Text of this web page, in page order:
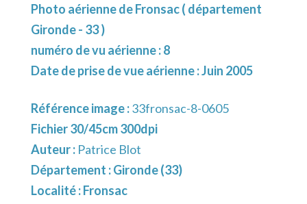
Photo aérienne de Fronsac ( département
Gironde - 33 )
numéro de vu aérienne : 8
Date de prise de vue aérienne : Juin 2005
Référence image :33fronsac-8-0605
Fichier 30/45cm 300dpi
Auteur : Patrice Blot
Département :Gironde (33)
Localité :Fronsac